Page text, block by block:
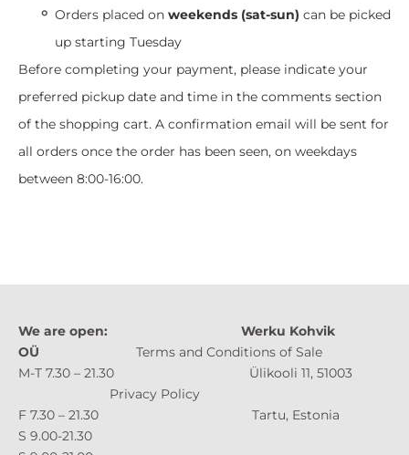
Orders placed on weekends (sat-sun) can be picked
up starting Tuesday
Before completing your payment, please indicate your
preferred pickup date and time in the comments section
of the shopping cart. A confirmation email will be sent for
all orders once the order has been seen, on weekdays
between 8:00-16:00.
We are open:
Werku Kohvik
OÜ
Terms and Conditions of Sale
M-T 7.30 – 21.30 Ülikooli 11, 51003
Privacy Policy
F 7.30 – 21.30 Tartu, Estonia
S 9.00-21.30